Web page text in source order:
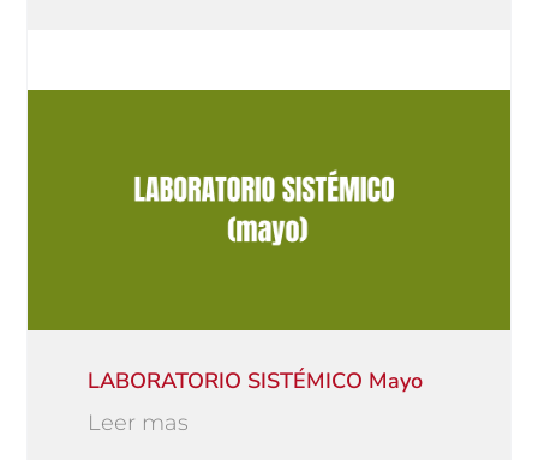
LABORATORIO SISTÉMICO Mayo
Leer mas